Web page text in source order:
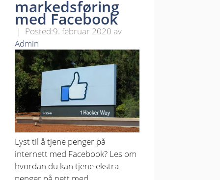
markedsføring
med Facebook
9. februar 2020 av
Admin
Lyst til å tjene penger på
internett med Facebook? Les om
hvordan du kan tjene ekstra